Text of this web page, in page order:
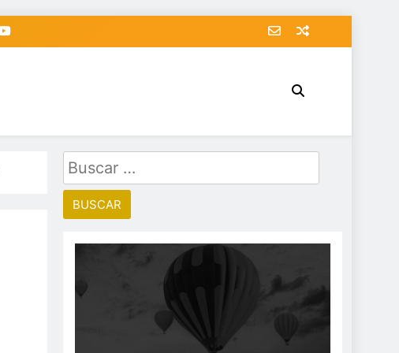
Buscar: